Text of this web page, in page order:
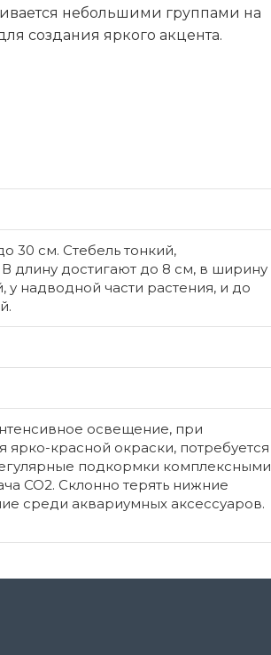
небольшими группами на
создания яркого акцента.
30 см. Стебель тонкий,
длину достигают до 8 см, в ширину
у надводной части растения, и до
освещение, при
ярко-красной окраски, потребуется
подкормки комплексными
СО2. Склонно терять нижние
среди аквариумных аксессуаров.
90 MDL